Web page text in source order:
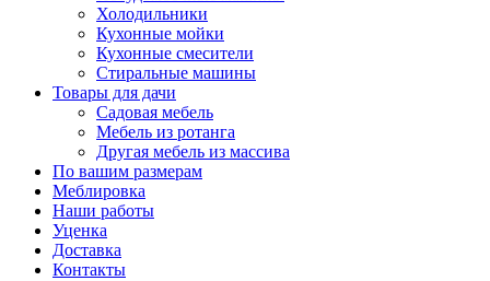
Холодильники
Кухонные мойки
Кухонные смесители
Стиральные машины
Товары для дачи
Садовая мебель
Мебель из ротанга
Другая мебель из массива
По вашим размерам
Меблировка
Наши работы
Уценка
Доставка
Контакты